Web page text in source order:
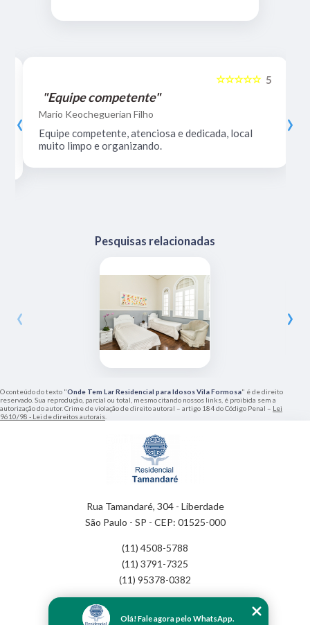
5
☆☆☆☆☆
"Equipe competente"
Mario Keocheguerian Filho
Equipe competente, atenciosa e dedicada, local
muito limpo e organizando.
‹ ›
Pesquisas relacionadas
‹ ›
O conteúdo do texto "Onde Tem Lar Residencial para Idosos Vila Formosa" é de direito
reservado. Sua reprodução, parcial ou total, mesmo citando nossos links, é proibida sem a
autorização do autor. Crime de violação de direito autoral – artigo 184 do Código Penal – Lei
9610/98 - Lei de direitos autorais
Rua Tamandaré, 304 - Liberdade
São Paulo - SP - CEP: 01525-000
(11) 4508-5788
(11) 3791-7325
(11) 95378-0382
Empresa
Olá! Fale agora pelo WhatsApp.